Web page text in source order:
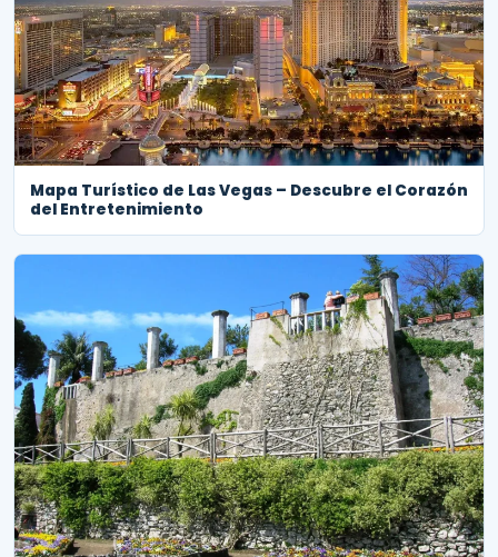
Mapa Turístico de Las Vegas – Descubre el Corazón
del Entretenimiento